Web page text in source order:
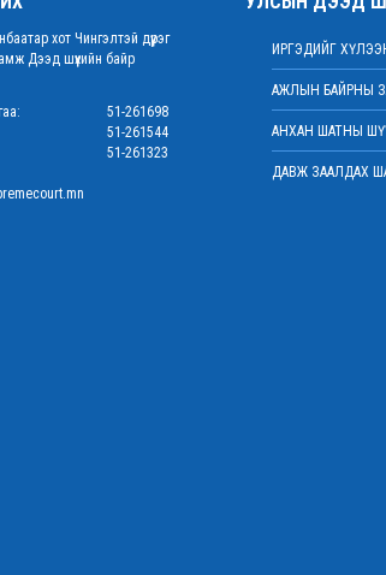
хот Чингэлтэй дүүрэг
Дээд шүүхийн байр
51-261698
51-261544
51-261323
ИРГЭДИЙГ
АЖЛЫН БАЙРНЫ
АНХАН ШАТНЫ
ДАВЖ ЗААЛДАХ